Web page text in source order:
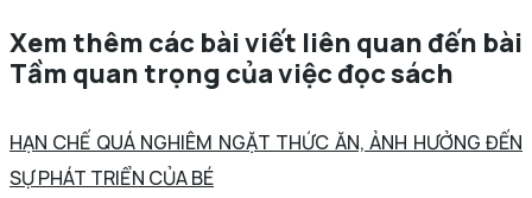
Xem thêm các bài viết liên quan đến bài
Tầm quan trọng của việc đọc sách
HẠN CHẾ QUÁ NGHIÊM NGẶT THỨC ĂN, ẢNH HƯỞNG ĐẾN
SỰ PHÁT TRIỂN CỦA BÉ